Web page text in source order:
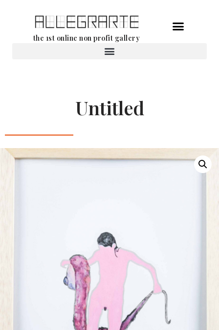
the 1st online non profit gallery
Untitled